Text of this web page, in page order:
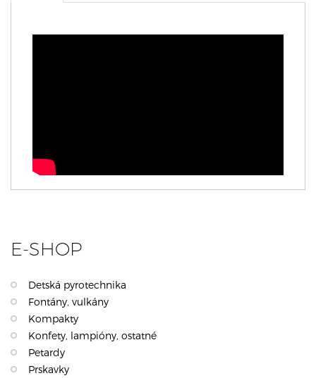
E-SHOP
Detská pyrotechnika
Fontány, vulkány
Kompakty
Konfety, lampióny, ostatné
Petardy
Prskavky